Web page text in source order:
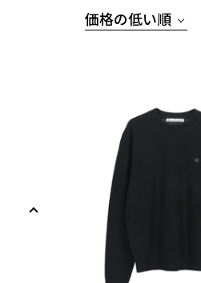
価格の低い順